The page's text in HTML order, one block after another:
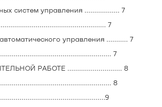
систем управления .................. 7
7
управления ........... 7
7
РАБОТЕ ............................ 8
8